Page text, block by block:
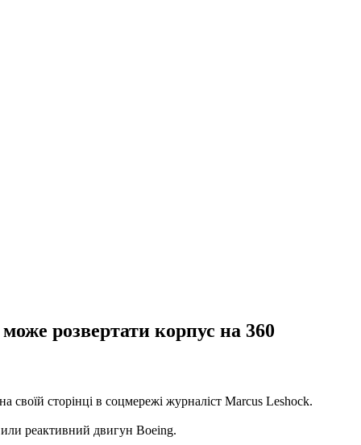
розвертати корпус на 360
сторінці в соцмережі журналіст Marcus Leshock.
реактивний двигун Boeing.